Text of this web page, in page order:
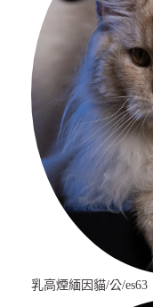
乳高煙緬因貓/公/es63